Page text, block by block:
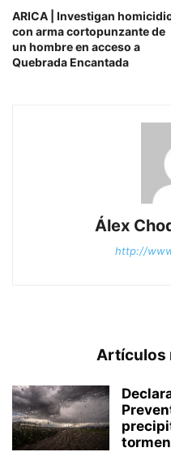
ARICA | Investigan
con arma cortopunzante de
un hombre en acceso a
Quebrada Encantada
Álex
http://
Artículos